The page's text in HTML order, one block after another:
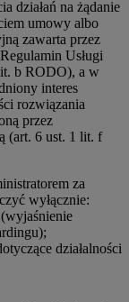
działań na żądanie
umowy albo
zawarta przez
Usługi
b RODO), a w
interes
rozwiązania
przez
(art. 6 ust. 1 lit. f
za
wyłącznie:
działalności